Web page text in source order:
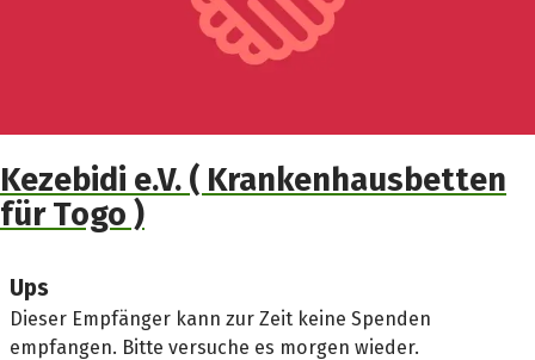
Kezebidi e.V. ( Krankenhausbetten
für Togo )
Ups
Dieser Empfänger kann zur Zeit keine Spenden
empfangen. Bitte versuche es morgen wieder.